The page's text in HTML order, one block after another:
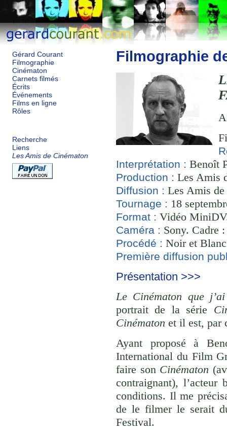
Gérard Courant
Filmographie
Cinématon
Carnets filmés
Écrits
Événements
Films en ligne
Rôles
Recherche
Liens
Les Amis de Cinématon
Filmographie
Interprétation : Benoît
Production : Les Amis
Diffusion : Les Amis
Tournage : 18
Format : Vidéo
Caméra : Sony. Cadre
Procédé : Noir et
Première diffusion
Présentation >>>
Le Cinématon que
portrait de la série
Cinématon et il est, par
Ayant proposé à
International du Film
faire son Cinématon
contraignant), l’acteur
conditions. Il me
de le filmer le serait
Festival.